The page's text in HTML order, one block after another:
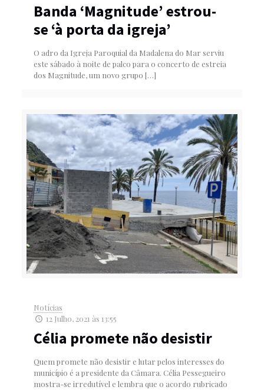
Banda ‘Magnitude’ estrou-
se ‘à porta da igreja’
O adro da Igreja Paroquial da Madalena do Mar serviu
este sábado à noite de palco para o concerto de estreia
dos Magnitude, um novo grupo […]
Notícias
12 Julho, 2021 às 13:55
Célia promete não desistir
Quem promete não desistir e lutar pelos interesses do
município é a presidente da Câmara. Célia Pessegueiro
mostra-se irredutível e lembra que o acordo rubricado